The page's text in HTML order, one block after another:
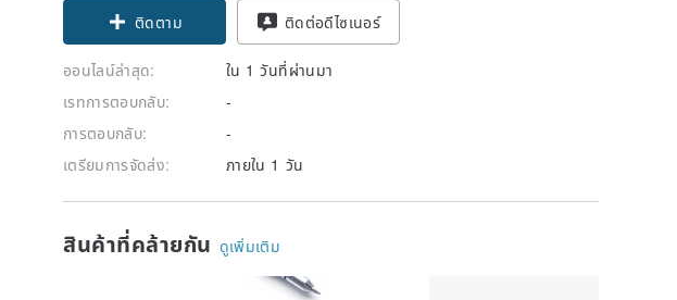
ติดตาม ติดต่อดีไซเนอร์
ออนไลน์ล่าสุด:
ใน 1 วันที่ผ่านมา
เรทการตอบกลับ:
-
การตอบกลับ:
-
เตรียมการจัดส่ง:
ภายใน 1 วัน
สินค้าที่คล้ายกัน ดูเพิ่มเติม